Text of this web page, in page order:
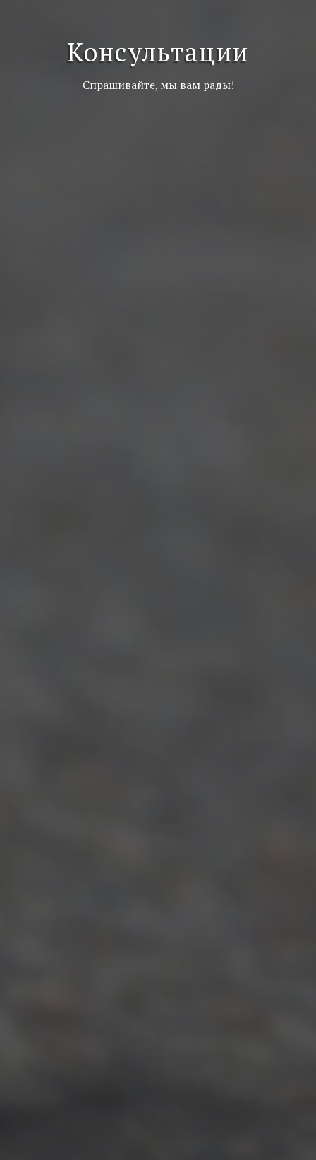
Консультации
Спрашивайте, мы вам рады!